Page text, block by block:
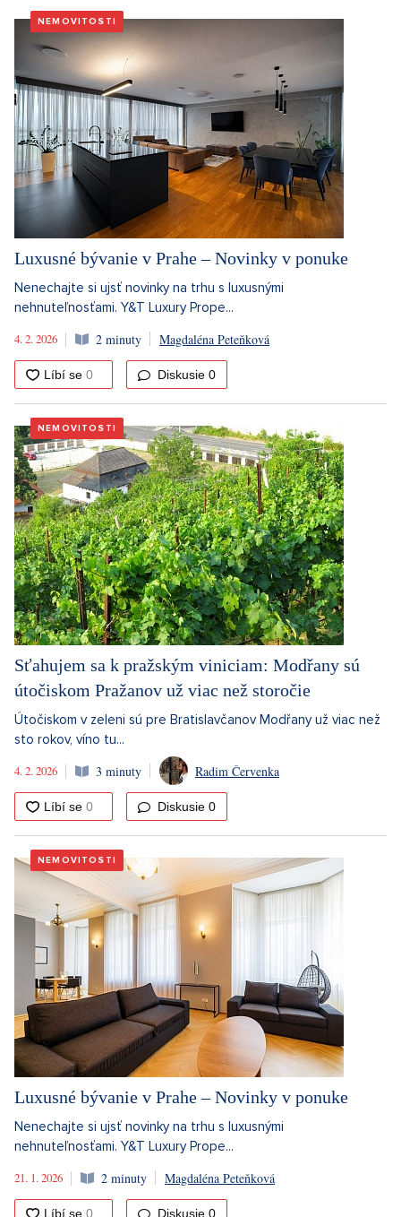
NEMOVITOSTI
Luxusné bývanie v Prahe – Novinky v ponuke
Nenechajte si ujsť novinky na trhu s luxusnými
nehnuteľnosťami. Y&T Luxury Prope...
4. 2. 2026
2 minuty Magdaléna Peteňková
Diskusie 0
NEMOVITOSTI
Sťahujem sa k pražským viniciam: Modřany sú
útočiskom Pražanov už viac než storočie
Útočiskom v zeleni sú pre Bratislavčanov Modřany už viac než
sto rokov, víno tu...
4. 2. 2026
3 minuty Radim Červenka
Diskusie 0
NEMOVITOSTI
Luxusné bývanie v Prahe – Novinky v ponuke
Nenechajte si ujsť novinky na trhu s luxusnými
nehnuteľnosťami. Y&T Luxury Prope...
21. 1. 2026
2 minuty Magdaléna Peteňková
Diskusie 0